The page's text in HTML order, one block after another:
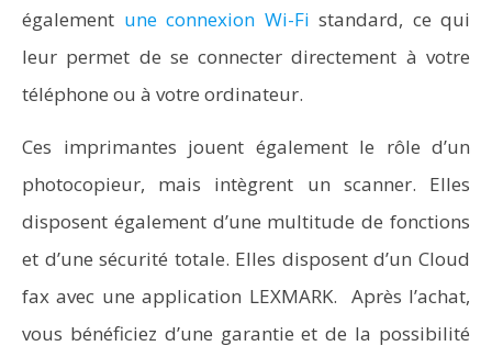
également une connexion Wi-Fi standard, ce qui
leur permet de se connecter directement à votre
téléphone ou à votre ordinateur.
Ces imprimantes jouent également le rôle d’un
photocopieur, mais intègrent un scanner. Elles
disposent également d’une multitude de fonctions
et d’une sécurité totale. Elles disposent d’un Cloud
fax avec une application LEXMARK. Après l’achat,
vous bénéficiez d’une garantie et de la possibilité